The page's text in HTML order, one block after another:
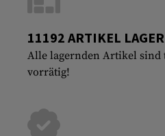
11192 ARTIKEL
Alle lagernden Artikel sind
vorrätig!